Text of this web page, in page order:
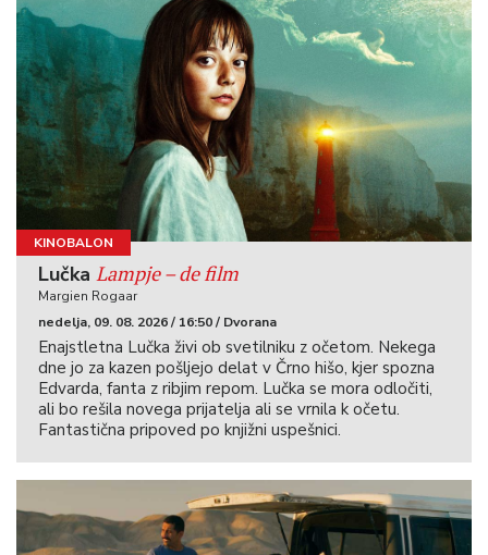
KINOBALON
Lučka Lampje – de film
Margien Rogaar
nedelja, 09. 08. 2026 / 16:50 / Dvorana
Enajstletna Lučka živi ob svetilniku z očetom. Nekega
dne jo za kazen pošljejo delat v Črno hišo, kjer spozna
Edvarda, fanta z ribjim repom. Lučka se mora odločiti,
ali bo rešila novega prijatelja ali se vrnila k očetu.
Fantastična pripoved po knjižni uspešnici.